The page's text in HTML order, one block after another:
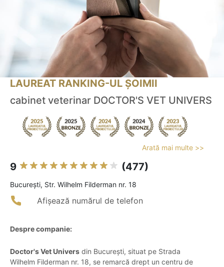
LAUREAT RANKING-UL ȘOIMII
cabinet veterinar DOCTOR'S VET UNIVERS
Arată mai multe >>
9 (477)
Bucureşti, Str. Wilhelm Filderman nr. 18
Afișează numărul de telefon
Despre companie:
Doctor's Vet Univers din București, situat pe Strada
Wilhelm Filderman nr. 18, se remarcă drept un centru de